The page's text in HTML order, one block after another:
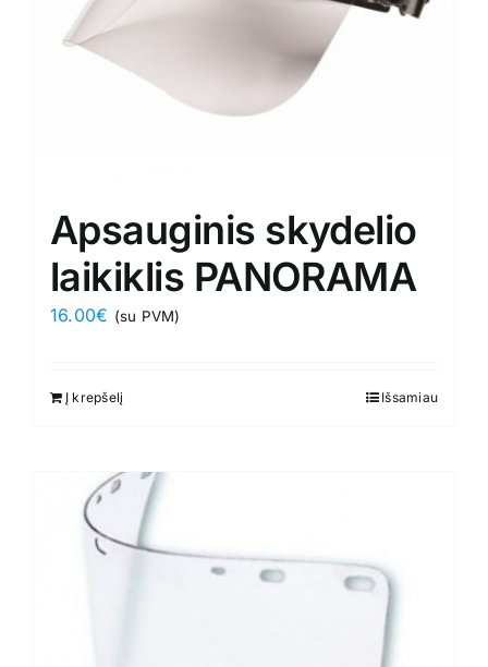
Apsauginis skydelio
laikiklis PANORAMA
16.00€ (su PVM)
Į krepšelį Išsamiau